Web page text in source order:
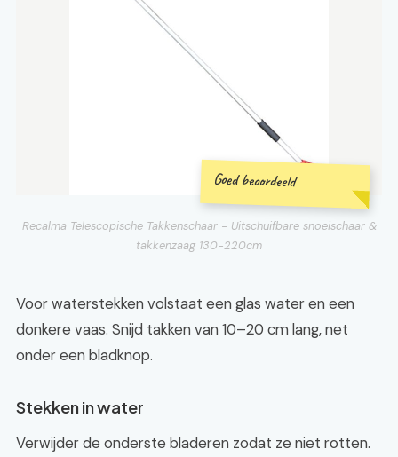
Goed beoordeeld
Recalma Telescopische Takkenschaar - Uitschuifbare snoeischaar &
takkenzaag 130-220cm
Voor waterstekken volstaat een glas water en een
donkere vaas. Snijd takken van 10–20 cm lang, net
onder een bladknop.
Stekken in water
Verwijder de onderste bladeren zodat ze niet rotten.